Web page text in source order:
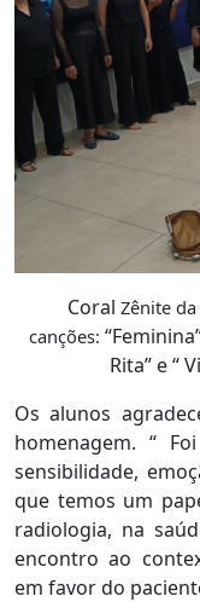
Coral Zênite
canções:
Rita” e “
Os alunos
homenagem. “
sensibilidade,
que temos um
radiologia, na
encontro ao
em favor do